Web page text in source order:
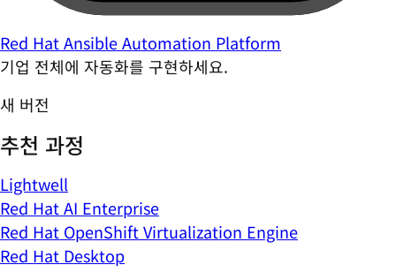
Red Hat Ansible Automation Platform
기업 전체에 자동화를 구현하세요.
새 버전
추천 과정
Lightwell
Red Hat AI Enterprise
Red Hat OpenShift Virtualization Engine
Red Hat Desktop